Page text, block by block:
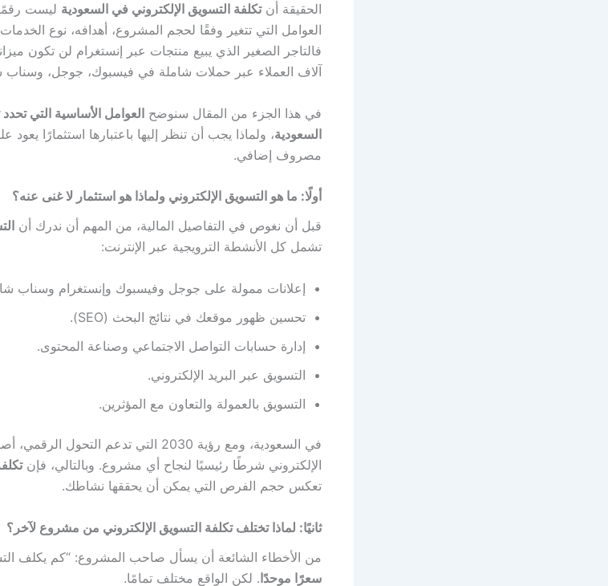
الحقيقة أنتكلفة التسويق الإلكتروني في السعودية ليست
العوامل التي تتغير وفقًا لحجم المشروع، أهدافه، نوع
فالتاجر الصغير الذي يبيع منتجات عبر إنستغرام لن تكون
آلاف العملاء عبر حملات شاملة في فيسبوك، جوجل،
في هذا الجزء من المقال سنوضح العوامل الأساسية التي
السعودية، ولماذا يجب أن تنظر إليها باعتبارها استثمارًا يعود
مصروف إضافي.
أولًا: ما هو التسويق الإلكتروني ولماذا هو استثمار لا غنى عنه؟
قبل أن نغوص في التفاصيل المالية، من المهم أن ندرك أن
تشمل كل الأنشطة الترويجية عبر الإنترنت:
إعلانات ممولة على جوجل وفيسبوك وإنستغرام وسناب
تحسين ظهور موقعك في نتائج البحث (SEO).
إدارة حسابات التواصل الاجتماعي وصناعة المحتوى.
التسويق عبر البريد الإلكتروني.
التسويق بالعمولة والتعاون مع المؤثرين.
في السعودية، ومع رؤية 2030 التي تدعم
الإلكتروني شرطًا رئيسيًا لنجاح أي مشروع. وبالتالي، فإن
تعكس حجم الفرص التي يمكن أن يحققها نشاطك.
ثانيًا: لماذا تختلف تكلفة التسويق الإلكتروني من مشروع لآخر؟
من الأخطاء الشائعة أن يسأل صاحب المشروع: “كم يكلف
سعرًا موحدًا. لكن الواقع مختلف تمامًا.